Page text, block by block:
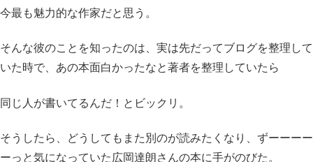
今最も魅力的な作家だと思う。
そんな彼のことを知ったのは、実は先だってブログを整理して
いた時で、あの本面白かったなと著者を整理していたら
同じ人が書いてるんだ！とビックリ。
そうしたら、どうしてもまた別のが読みたくなり、ずーーーー
ーっと気になっていた広岡達朗さんの本に手がのびた。